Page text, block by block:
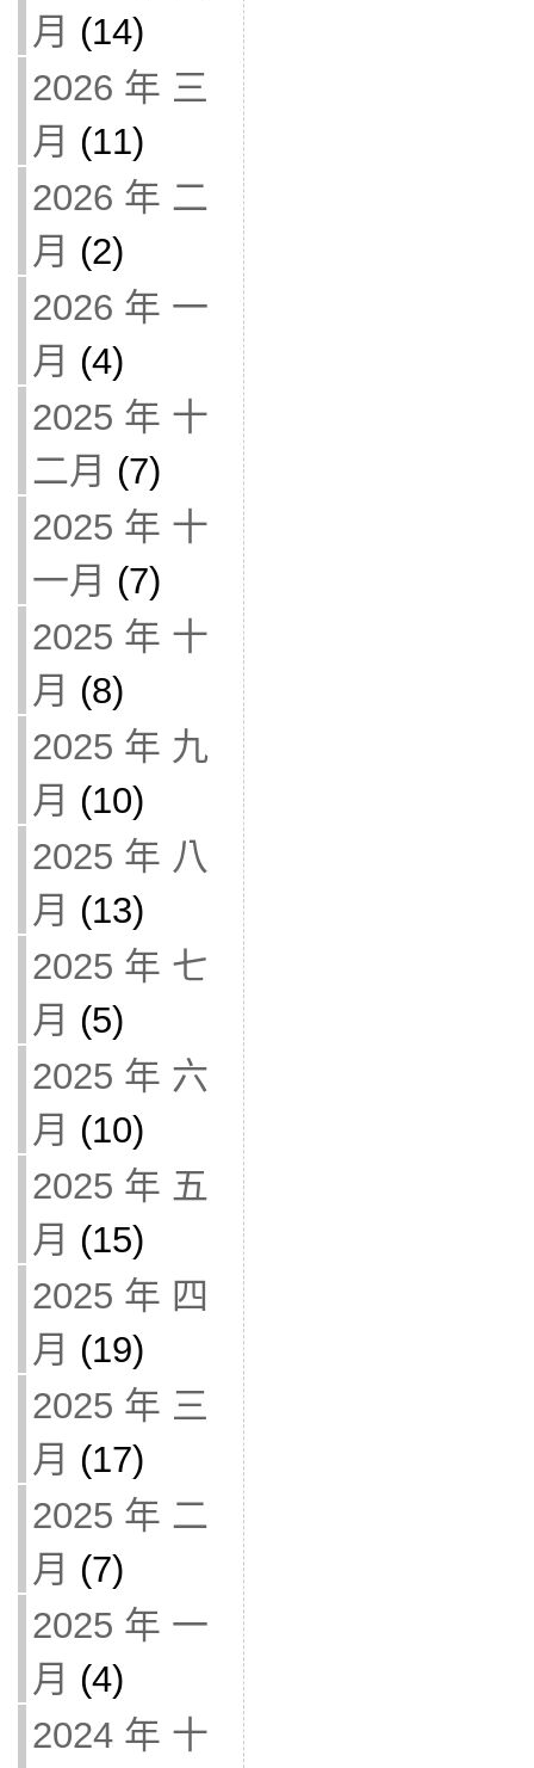
月 (14)
2026 年 三
月 (11)
2026 年 二
月 (2)
2026 年 一
月 (4)
2025 年 十
二月 (7)
2025 年 十
一月 (7)
2025 年 十
月 (8)
2025 年 九
月 (10)
2025 年 八
月 (13)
2025 年 七
月 (5)
2025 年 六
月 (10)
2025 年 五
月 (15)
2025 年 四
月 (19)
2025 年 三
月 (17)
2025 年 二
月 (7)
2025 年 一
月 (4)
2024 年 十